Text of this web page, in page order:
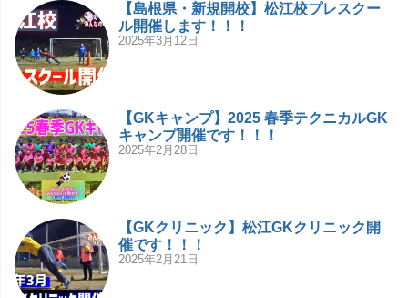
【島根県・新規開校】松江校プレスクー
ル開催します！！！
2025年3月12日
【GKキャンプ】2025 春季テクニカルGK
キャンプ開催です！！！
2025年2月28日
【GKクリニック】松江GKクリニック開
催です！！！
2025年2月21日